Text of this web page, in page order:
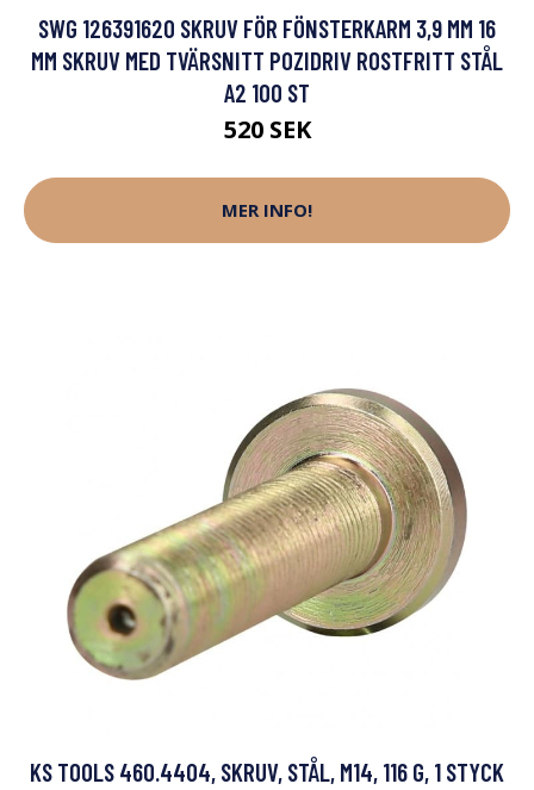
SWG 126391620 SKRUV FÖR FÖNSTERKARM 3,9 MM 16
MM SKRUV MED TVÄRSNITT POZIDRIV ROSTFRITT STÅL
A2 100 ST
520 SEK
MER INFO!
KS TOOLS 460.4404, SKRUV, STÅL, M14, 116 G, 1 STYCK